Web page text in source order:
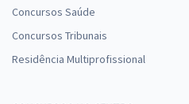
Concursos Saúde
Concursos Tribunais
Residência Multiprofissional